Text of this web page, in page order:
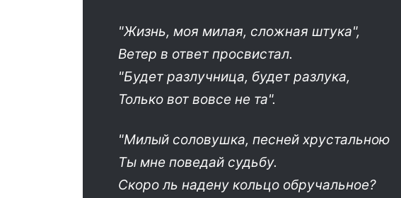
"Жизнь, моя милая, сложная штука",
Ветер в ответ просвистал.
"Будет разлучница, будет разлука,
Только вот вовсе не та".
"Милый соловушка, песней хрустальною
Ты мне поведай судьбу.
Скоро ль надену кольцо обручальное?